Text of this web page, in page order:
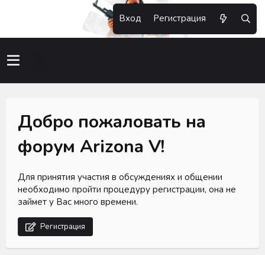
Вход Регистрация
Добро пожаловать на
форум Arizona V!
Для принятия участия в обсуждениях и общении
необходимо пройти процедуру регистрации, она не
займет у Вас много времени.
Регистрация